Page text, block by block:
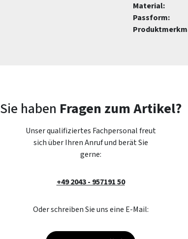
Material:
Passform:
Sie haben Fragen zum Artikel?
Unser qualifiziertes Fachpersonal freut
sich über Ihren Anruf und berät Sie
gerne:
+49 2043 - 957191 50
Oder schreiben Sie uns eine E-Mail: